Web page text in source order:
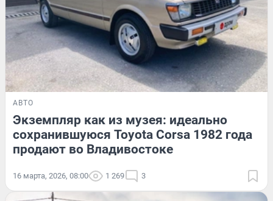
АВТО
Экземпляр как из музея: идеально
сохранившуюся Toyota Corsa 1982 года
продают во Владивостоке
16 марта, 2026, 08:00 1 269 3